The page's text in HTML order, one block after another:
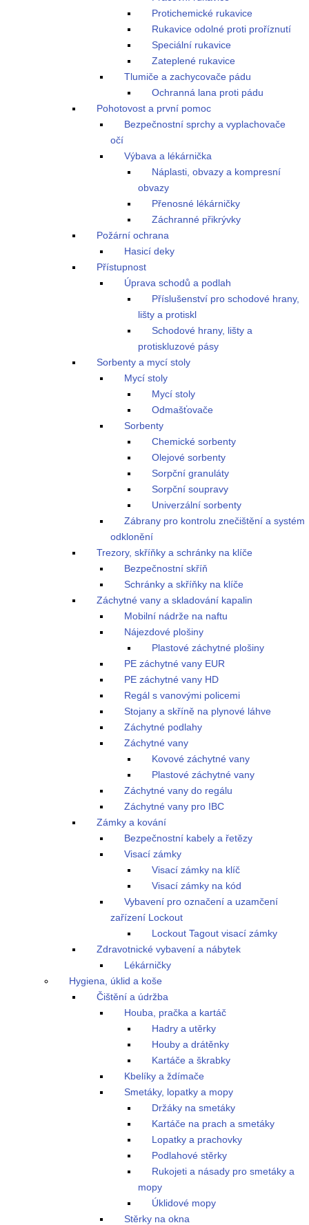
Protichemické rukavice
Rukavice odolné proti proříznutí
Speciální rukavice
Zateplené rukavice
Tlumiče a zachycovače pádu
Ochranná lana proti pádu
Pohotovost a první pomoc
Bezpečnostní sprchy a vyplachovače
očí
Výbava a lékárnička
Náplasti, obvazy a kompresní
obvazy
Přenosné lékárničky
Záchranné přikrývky
Požární ochrana
Hasicí deky
Přístupnost
Úprava schodů a podlah
Příslušenství pro schodové hrany,
lišty a protiskl
Schodové hrany, lišty a
protiskluzové pásy
Sorbenty a mycí stoly
Mycí stoly
Mycí stoly
Odmašťovače
Sorbenty
Chemické sorbenty
Olejové sorbenty
Sorpční granuláty
Sorpční soupravy
Univerzální sorbenty
Zábrany pro kontrolu znečištění a systém
odklonění
Trezory, skříňky a schránky na klíče
Bezpečnostní skříň
Schránky a skříňky na klíče
Záchytné vany a skladování kapalin
Mobilní nádrže na naftu
Nájezdové plošiny
Plastové záchytné plošiny
PE záchytné vany EUR
PE záchytné vany HD
Regál s vanovými policemi
Stojany a skříně na plynové láhve
Záchytné podlahy
Záchytné vany
Kovové záchytné vany
Plastové záchytné vany
Záchytné vany do regálu
Záchytné vany pro IBC
Zámky a kování
Bezpečnostní kabely a řetězy
Visací zámky
Visací zámky na klíč
Visací zámky na kód
Vybavení pro označení a uzamčení
zařízení Lockout
Lockout Tagout visací zámky
Zdravotnické vybavení a nábytek
Lékárničky
Hygiena, úklid a koše
Čištění a údržba
Houba, pračka a kartáč
Hadry a utěrky
Houby a drátěnky
Kartáče a škrabky
Kbelíky a ždímače
Smetáky, lopatky a mopy
Držáky na smetáky
Kartáče na prach a smetáky
Lopatky a prachovky
Podlahové stěrky
Rukojeti a násady pro smetáky a
mopy
Úklidové mopy
Stěrky na okna